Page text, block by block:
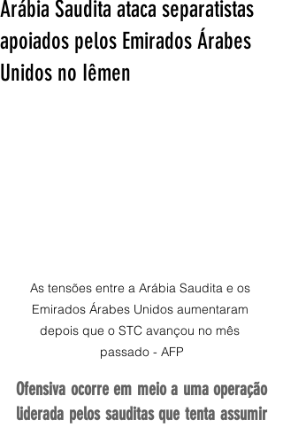
Arábia Saudita ataca separatistas
apoiados pelos Emirados Árabes
Unidos no Iêmen
As tensões entre a Arábia Saudita e os
Emirados Árabes Unidos aumentaram
depois que o STC avançou no mês
passado - AFP
Ofensiva ocorre em meio a uma operação
liderada pelos sauditas que tenta assumir